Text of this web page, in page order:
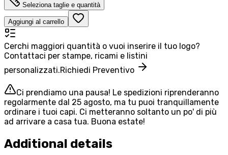
Seleziona taglie e quantità
Aggiungi al carrello
Cerchi maggiori quantità o vuoi inserire il tuo logo?
Contattaci per stampe, ricami e listini
personalizzati.Richiedi Preventivo
Ci prendiamo una pausa! Le spedizioni riprenderanno
regolarmente dal 25 agosto, ma tu puoi tranquillamente
ordinare i tuoi capi. Ci metteranno soltanto un po' di più
ad arrivare a casa tua. Buona estate!
Additional details